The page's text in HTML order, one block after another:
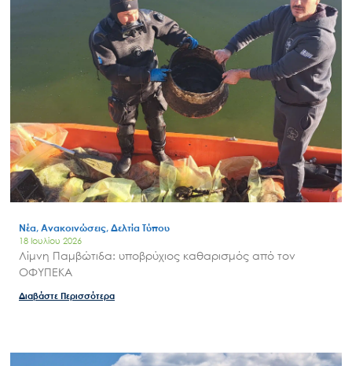
Νέα, Ανακοινώσεις, Δελτία Τύπου
18 Ιουλίου 2026
Λίμνη Παμβώτιδα: υποβρύχιος καθαρισμός από τον
ΟΦΥΠΕΚΑ
Διαβάστε Περισσότερα